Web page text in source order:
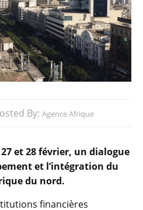
By: Agence Afrique
et 28 février, un dialogue
et l’intégration du
du nord.
financières